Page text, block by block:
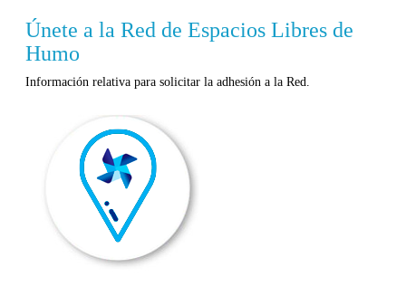
Únete a la Red de Espacios Libres de
Humo
Información relativa para solicitar la adhesión a la Red.